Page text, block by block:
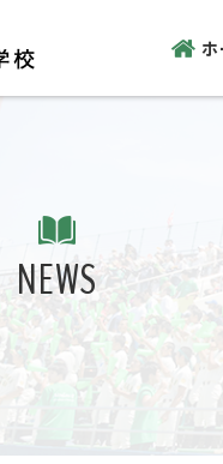
NEWS